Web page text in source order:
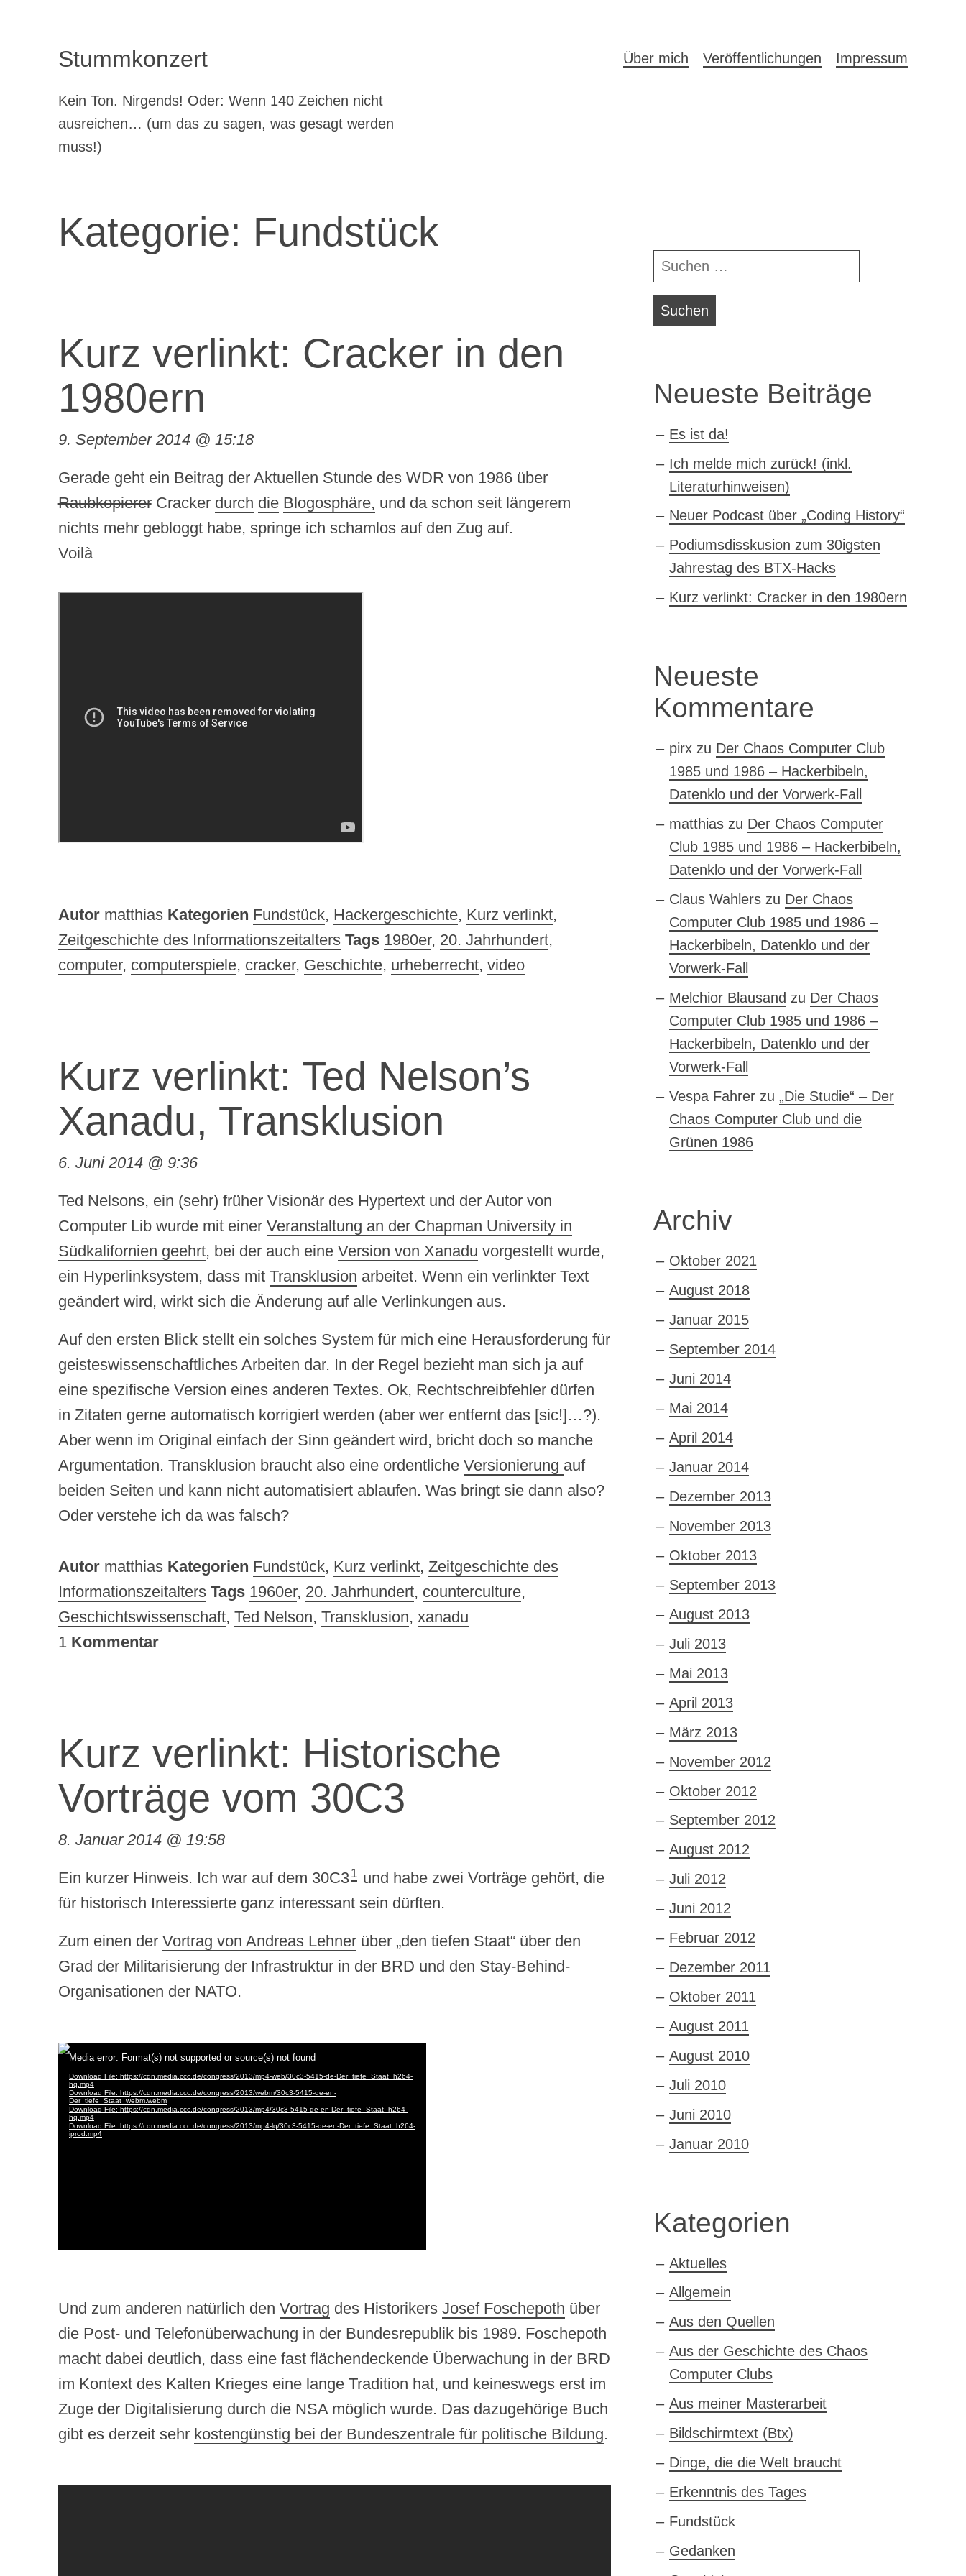
Stummkonzert
Kein Ton. Nirgends! Oder: Wenn 140 Zeichen nicht
ausreichen… (um das zu sagen, was gesagt werden
muss!)
Hauptnavigation
Über mich Veröffentlichungen Impressum
Kategorie: Fundstück
Kurz verlinkt: Cracker in den
1980ern
9. September 2014 @ 15:18
Gerade geht ein Beitrag der Aktuellen Stunde des WDR von 1986 über
RaubkopiererCracker durch die Blogosphäre, und da schon seit längerem
nichts mehr gebloggt habe, springe ich schamlos auf den Zug auf.
Voilà
Autor matthias Kategorien Fundstück, Hackergeschichte, Kurz verlinkt,
Zeitgeschichte des Informationszeitalters Tags 1980er, 20. Jahrhundert,
computer, computerspiele, cracker, Geschichte, urheberrecht, video
Kurz verlinkt: Ted Nelson’s
Xanadu, Transklusion
6. Juni 2014 @ 9:36
Ted Nelsons, ein (sehr) früher Visionär des Hypertext und der Autor von
Computer Lib wurde mit einer Veranstaltung an der Chapman University in
Südkalifornien geehrt, bei der auch eine Version von Xanadu vorgestellt wurde,
ein Hyperlinksystem, dass mit Transklusion arbeitet. Wenn ein verlinkter Text
geändert wird, wirkt sich die Änderung auf alle Verlinkungen aus.
Auf den ersten Blick stellt ein solches System für mich eine Herausforderung für
geisteswissenschaftliches Arbeiten dar. In der Regel bezieht man sich ja auf
eine spezifische Version eines anderen Textes. Ok, Rechtschreibfehler dürfen
in Zitaten gerne automatisch korrigiert werden (aber wer entfernt das [sic!]…?).
Aber wenn im Original einfach der Sinn geändert wird, bricht doch so manche
Argumentation. Transklusion braucht also eine ordentliche Versionierung auf
beiden Seiten und kann nicht automatisiert ablaufen. Was bringt sie dann also?
Oder verstehe ich da was falsch?
Autor matthias Kategorien Fundstück, Kurz verlinkt, Zeitgeschichte des
Informationszeitalters Tags 1960er, 20. Jahrhundert, counterculture,
Geschichtswissenschaft, Ted Nelson, Transklusion, xanadu
1 Kommentar
Kurz verlinkt: Historische
Vorträge vom 30C3
8. Januar 2014 @ 19:58
Ein kurzer Hinweis. Ich war auf dem 30C31 und habe zwei Vorträge gehört, die
für historisch Interessierte ganz interessant sein dürften.
Zum einen der Vortrag von Andreas Lehnerüber „den tiefen Staat“ über den
Grad der Militarisierung der Infrastruktur in der BRD und den Stay-Behind-
Organisationen der NATO.
Und zum anderen natürlich den Vortrag des Historikers Josef Foschepoth über
die Post- und Telefonüberwachung in der Bundesrepublik bis 1989. Foschepoth
macht dabei deutlich, dass eine fast flächendeckende Überwachung in der BRD
im Kontext des Kalten Krieges eine lange Tradition hat, und keineswegs erst im
Zuge der Digitalisierung durch die NSA möglich wurde. Das dazugehörige Buch
gibt es derzeit sehr kostengünstig bei der Bundeszentrale für politische Bildung.
Navigationsleiste
Suchen
nach:
Neueste Beiträge
Es ist da!
Ich melde mich zurück! (inkl.
Literaturhinweisen)
Neuer Podcast über „Coding History“
Podiumsdisskusion zum 30igsten
Jahrestag des BTX-Hacks
Kurz verlinkt: Cracker in den 1980ern
Neueste
Kommentare
pirxzu Der Chaos Computer Club
1985 und 1986 – Hackerbibeln,
Datenklo und der Vorwerk-Fall
matthiaszu Der Chaos Computer
Club 1985 und 1986 – Hackerbibeln,
Datenklo und der Vorwerk-Fall
Claus Wahlerszu Der Chaos
Computer Club 1985 und 1986 –
Hackerbibeln, Datenklo und der
Vorwerk-Fall
Melchior Blausand zu Der Chaos
Computer Club 1985 und 1986 –
Hackerbibeln, Datenklo und der
Vorwerk-Fall
Vespa Fahrerzu „Die Studie“ – Der
Chaos Computer Club und die
Grünen 1986
Archiv
Oktober 2021
August 2018
Januar 2015
September 2014
Juni 2014
Mai 2014
April 2014
Januar 2014
Dezember 2013
November 2013
Oktober 2013
September 2013
August 2013
Juli 2013
Mai 2013
April 2013
März 2013
November 2012
Oktober 2012
September 2012
August 2012
Juli 2012
Juni 2012
Februar 2012
Dezember 2011
Oktober 2011
August 2011
August 2010
Juli 2010
Juni 2010
Januar 2010
Kategorien
Aktuelles
Allgemein
Aus den Quellen
Aus der Geschichte des Chaos
Computer Clubs
Aus meiner Masterarbeit
Bildschirmtext (Btx)
Dinge, die die Welt braucht
Erkenntnis des Tages
Fundstück
Gedanken